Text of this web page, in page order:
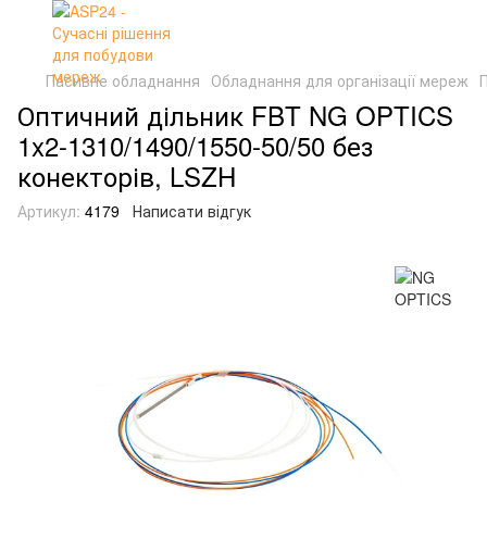
Пасивне обладнання Обладнання для організації мереж
Оптичний дільник FBT NG OPTICS
1x2-1310/1490/1550-50/50 без
конекторів, LSZH
Артикул: 4179 Написати відгук